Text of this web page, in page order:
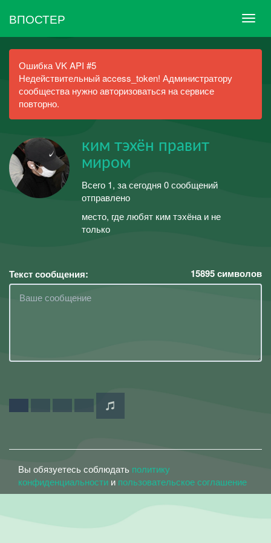
ВПОСТЕР
Ошибка VK API #5
Недействительный access_token! Администратору
сообщества нужно авторизоваться на сервисе
повторно.
ким тэхён правит
миром
Всего 1, за сегодня 0 сообщений
отправлено
место, где любят ким тэхёна и не
только
Текст сообщения: 15895символов
Вы обязуетесь соблюдать политику
конфиденциальности и пользовательское соглашение